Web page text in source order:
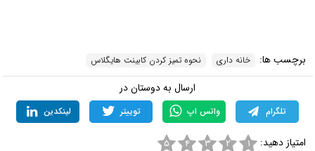
برچسب ها: خانه داری نحوه تمیز کردن کابینت هایگلاس
ارسال به دوستان در
تلگرام واتس اپ توییتر لینکدین
امتیاز دهید: ۱ ۲ ۳ ۴ ۵